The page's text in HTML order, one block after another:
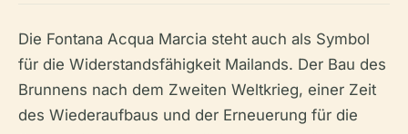
Die Fontana Acqua Marcia steht auch als Symbol
für die Widerstandsfähigkeit Mailands. Der Bau des
Brunnens nach dem Zweiten Weltkrieg, einer Zeit
des Wiederaufbaus und der Erneuerung für die